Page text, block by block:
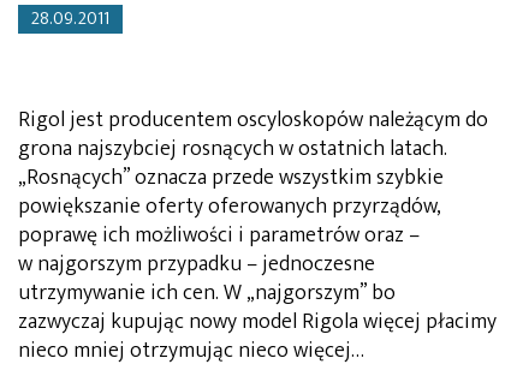
28.09.2011
Rigol jest producentem oscyloskopów należącym do
grona najszybciej rosnących w ostatnich latach.
„Rosnących” oznacza przede wszystkim szybkie
powiększanie oferty oferowanych przyrządów,
poprawę ich możliwości i parametrów oraz –
w najgorszym przypadku – jednoczesne
utrzymywanie ich cen. W „najgorszym” bo
zazwyczaj kupując nowy model Rigola więcej płacimy
nieco mniej otrzymując nieco więcej…